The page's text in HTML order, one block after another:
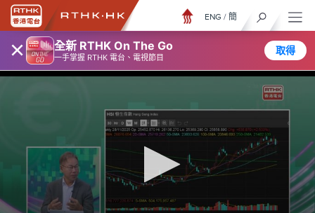
× 全新 RTHK On The Go
一手掌握 RTHK 電台、電視節目
取得
ENG / 簡